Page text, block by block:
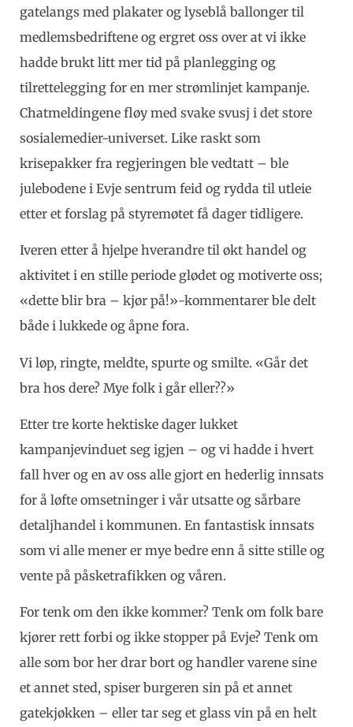
gatelangs med plakater og lyseblå ballonger til
medlemsbedriftene og ergret oss over at vi ikke
hadde brukt litt mer tid på planlegging og
tilrettelegging for en mer strømlinjet kampanje.
Chatmeldingene fløy med svake svusj i det store
sosialemedier-universet. Like raskt som
krisepakker fra regjeringen ble vedtatt – ble
julebodene i Evje sentrum feid og rydda til utleie
etter et forslag på styremøtet få dager tidligere.
Iveren etter å hjelpe hverandre til økt handel og
aktivitet i en stille periode glødet og motiverte oss;
«dette blir bra – kjør på!»-kommentarer ble delt
både i lukkede og åpne fora.
Vi løp, ringte, meldte, spurte og smilte. «Går det
bra hos dere? Mye folk i går eller??»
Etter tre korte hektiske dager lukket
kampanjevinduet seg igjen – og vi hadde i hvert
fall hver og en av oss alle gjort en hederlig innsats
for å løfte omsetninger i vår utsatte og sårbare
detaljhandel i kommunen. En fantastisk innsats
som vi alle mener er mye bedre enn å sitte stille og
vente på påsketrafikken og våren.
For tenk om den ikke kommer? Tenk om folk bare
kjører rett forbi og ikke stopper på Evje? Tenk om
alle som bor her drar bort og handler varene sine
et annet sted, spiser burgeren sin på et annet
gatekjøkken – eller tar seg et glass vin på en helt